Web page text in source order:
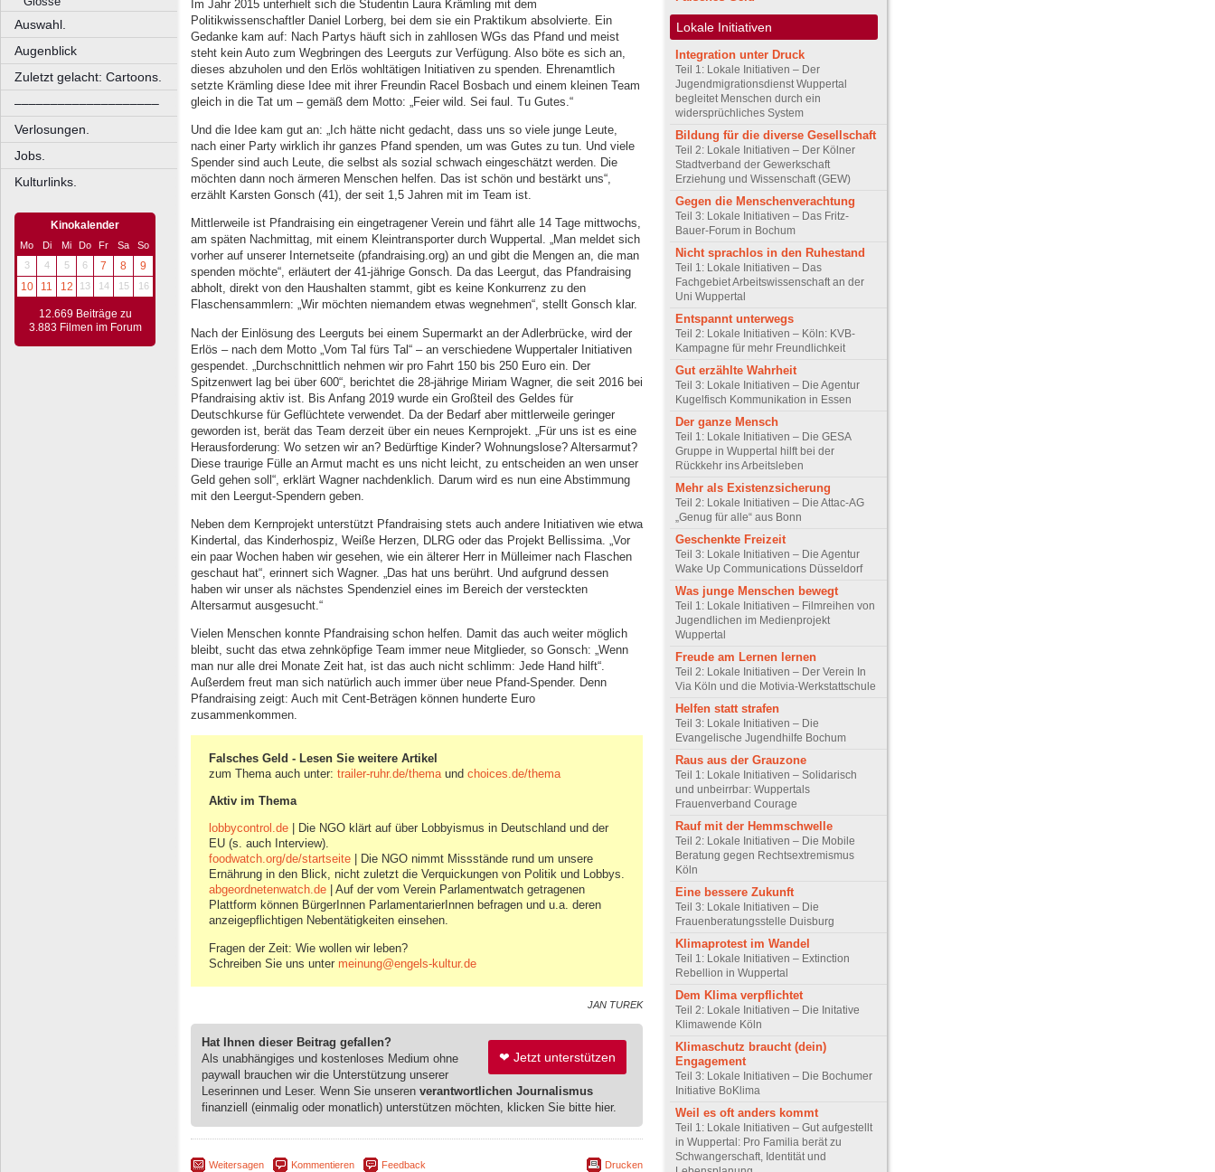
Auswahl.
Augenblick
Zuletzt gelacht: Cartoons.
––––––––––––––––––––
Verlosungen.
Jobs.
Kulturlinks.
Kinokalender
Mo Di Mi Do Fr Sa
So
3
4 5 6 7 8
9
10
11 12 13 14 15 16
12.669 Beiträge zu
3.883 Filmen im Forum
Im Jahr 2015 unterhielt sich die Studentin Laura Krämling mit dem
Politikwissenschaftler Daniel Lorberg, bei dem sie ein Praktikum absolvierte. Ein
Gedanke kam auf: Nach Partys häuft sich in zahllosen WGs das Pfand und meist
steht kein Auto zum Wegbringen des Leerguts zur Verfügung. Also böte es sich an,
dieses abzuholen und den Erlös wohltätigen Initiativen zu spenden. Ehrenamtlich
setzte Krämling diese Idee mit ihrer Freundin Racel Bosbach und einem kleinen Team
gleich in die Tat um – gemäß dem Motto: „Feier wild. Sei faul. Tu Gutes.“
Und die Idee kam gut an: „Ich hätte nicht gedacht, dass uns so viele junge Leute,
nach einer Party wirklich ihr ganzes Pfand spenden, um was Gutes zu tun. Und viele
Spender sind auch Leute, die selbst als sozial schwach eingeschätzt werden. Die
möchten dann noch ärmeren Menschen helfen. Das ist schön und bestärkt uns“,
erzählt Karsten Gonsch (41), der seit 1,5 Jahren mit im Team ist.
Mittlerweile ist Pfandraising ein eingetragener Verein und fährt alle 14 Tage mittwochs,
am späten Nachmittag, mit einem Kleintransporter durch Wuppertal. „Man meldet sich
vorher auf unserer Internetseite (pfandraising.org) an und gibt die Mengen an, die man
spenden möchte“, erläutert der 41-jährige Gonsch. Da das Leergut, das Pfandraising
abholt, direkt von den Haushalten stammt, gibt es keine Konkurrenz zu den
Flaschensammlern: „Wir möchten niemandem etwas wegnehmen“, stellt Gonsch klar.
Nach der Einlösung des Leerguts bei einem Supermarkt an der Adlerbrücke, wird der
Erlös – nach dem Motto „Vom Tal fürs Tal“ – an verschiedene Wuppertaler Initiativen
gespendet. „Durchschnittlich nehmen wir pro Fahrt 150 bis 250 Euro ein. Der
Spitzenwert lag bei über 600“, berichtet die 28-jährige Miriam Wagner, die seit 2016 bei
Pfandraising aktiv ist. Bis Anfang 2019 wurde ein Großteil des Geldes für
Deutschkurse für Geflüchtete verwendet. Da der Bedarf aber mittlerweile geringer
geworden ist, berät das Team derzeit über ein neues Kernprojekt. „Für uns ist es eine
Herausforderung: Wo setzen wir an? Bedürftige Kinder? Wohnungslose? Altersarmut?
Diese traurige Fülle an Armut macht es uns nicht leicht, zu entscheiden an wen unser
Geld gehen soll“, erklärt Wagner nachdenklich. Darum wird es nun eine Abstimmung
mit den Leergut-Spendern geben.
Neben dem Kernprojekt unterstützt Pfandraising stets auch andere Initiativen wie etwa
Kindertal, das Kinderhospiz, Weiße Herzen, DLRG oder das Projekt Bellissima. „Vor
ein paar Wochen haben wir gesehen, wie ein älterer Herr in Mülleimer nach Flaschen
geschaut hat“, erinnert sich Wagner. „Das hat uns berührt. Und aufgrund dessen
haben wir unser als nächstes Spendenziel eines im Bereich der versteckten
Altersarmut ausgesucht.“
Vielen Menschen konnte Pfandraising schon helfen. Damit das auch weiter möglich
bleibt, sucht das etwa zehnköpfige Team immer neue Mitglieder, so Gonsch: „Wenn
man nur alle drei Monate Zeit hat, ist das auch nicht schlimm: Jede Hand hilft“.
Außerdem freut man sich natürlich auch immer über neue Pfand-Spender. Denn
Pfandraising zeigt: Auch mit Cent-Beträgen können hunderte Euro
zusammenkommen.
Falsches Geld - Lesen Sie weitere Artikel
zum Thema auch unter: trailer-ruhr.de/themaund choices.de/thema
Aktiv im Thema
lobbycontrol.de | Die NGO klärt auf über Lobbyismus in Deutschland und der
EU (s. auch Interview).
foodwatch.org/de/startseite | Die NGO nimmt Missstände rund um unsere
Ernährung in den Blick, nicht zuletzt die Verquickungen von Politik und Lobbys.
abgeordnetenwatch.de | Auf der vom Verein Parlamentwatch getragenen
Plattform können BürgerInnen ParlamentarierInnen befragen und u.a. deren
anzeigepflichtigen Nebentätigkeiten einsehen.
Fragen der Zeit: Wie wollen wir leben?
Schreiben Sie uns unter meinung@engels-kultur.de
JAN TUREK
❤ Jetzt unterstützen
Hat Ihnen dieser Beitrag gefallen?
Als unabhängiges und kostenloses Medium ohne
paywall brauchen wir die Unterstützung unserer
Leserinnen und Leser. Wenn Sie unseren verantwortlichen Journalismus
finanziell (einmalig oder monatlich) unterstützen möchten, klicken Sie bitte hier.
Weitersagen Kommentieren Feedback Drucken
Lokale Initiativen
Integration unter Druck
Teil 1: Lokale Initiativen – Der
Jugendmigrationsdienst Wuppertal
begleitet Menschen durch ein
widersprüchliches System
Bildung für die diverse Gesellschaft
Teil 2: Lokale Initiativen – Der Kölner
Stadtverband der Gewerkschaft
Erziehung und Wissenschaft (GEW)
Gegen die Menschenverachtung
Teil 3: Lokale Initiativen – Das Fritz-
Bauer-Forum in Bochum
Nicht sprachlos in den Ruhestand
Teil 1: Lokale Initiativen – Das
Fachgebiet Arbeitswissenschaft an der
Uni Wuppertal
Entspannt unterwegs
Teil 2: Lokale Initiativen – Köln: KVB-
Kampagne für mehr Freundlichkeit
Gut erzählte Wahrheit
Teil 3: Lokale Initiativen – Die Agentur
Kugelfisch Kommunikation in Essen
Der ganze Mensch
Teil 1: Lokale Initiativen – Die GESA
Gruppe in Wuppertal hilft bei der
Rückkehr ins Arbeitsleben
Mehr als Existenzsicherung
Teil 2: Lokale Initiativen – Die Attac-AG
„Genug für alle“ aus Bonn
Geschenkte Freizeit
Teil 3: Lokale Initiativen – Die Agentur
Wake Up Communications Düsseldorf
Was junge Menschen bewegt
Teil 1: Lokale Initiativen – Filmreihen von
Jugendlichen im Medienprojekt
Wuppertal
Freude am Lernen lernen
Teil 2: Lokale Initiativen – Der Verein In
Via Köln und die Motivia-Werkstattschule
Helfen statt strafen
Teil 3: Lokale Initiativen – Die
Evangelische Jugendhilfe Bochum
Raus aus der Grauzone
Teil 1: Lokale Initiativen – Solidarisch
und unbeirrbar: Wuppertals
Frauenverband Courage
Rauf mit der Hemmschwelle
Teil 2: Lokale Initiativen – Die Mobile
Beratung gegen Rechtsextremismus
Köln
Eine bessere Zukunft
Teil 3: Lokale Initiativen – Die
Frauenberatungsstelle Duisburg
Klimaprotest im Wandel
Teil 1: Lokale Initiativen – Extinction
Rebellion in Wuppertal
Dem Klima verpflichtet
Teil 2: Lokale Initiativen – Die Initative
Klimawende Köln
Klimaschutz braucht (dein)
Engagement
Teil 3: Lokale Initiativen – Die Bochumer
Initiative BoKlima
Weil es oft anders kommt
Teil 1: Lokale Initiativen – Gut aufgestellt
in Wuppertal: Pro Familia berät zu
Schwangerschaft, Identität und